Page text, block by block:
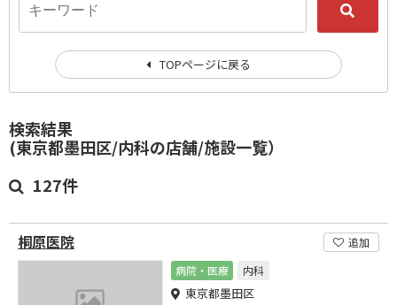
検索結果
(東京都墨田区/内科の店舗/施設一覧）
127件
桐原医院
追加
病院・医療
内科
東京都墨田区
TOPページに戻る